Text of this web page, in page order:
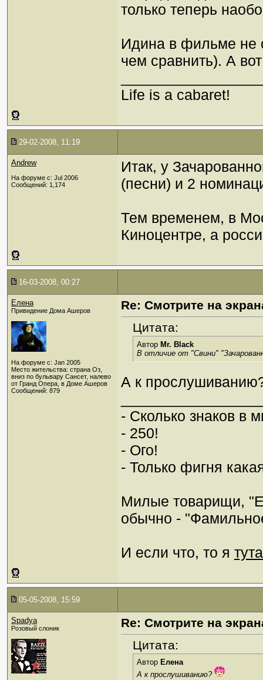
только теперь
Идина в фильме не
чем сравнить). А
Life is a cabaret!
29-02-2008, 11:19
Andrew
На форуме с: Jul 2006
Сообщений: 1,174
Итак, у
(песни) и 2
Тем временем, в
Киноцентре, а
16-03-2008, 00:27
Елена
Привидение Дома Ашеров
На форуме с: Jan 2005
Место жительства: страна Оз,
вниз по бульвару Сансет, налево
от Гранд Опера, в Доме Ашеров
Сообщений: 879
Re: Смотрите на
Цитата:
Автор Mr. Black
В отличие от "Свини"
А к
- Сколько знаков в
- 250!
- Ого!
- Только фигня
Милые товарищи,
обычно -
И если что, то я тута
05-05-2008, 15:59
Spadya
Розовый слоник
Re: Смотрите на
Цитата:
Автор Елена
А к прослушиванию?